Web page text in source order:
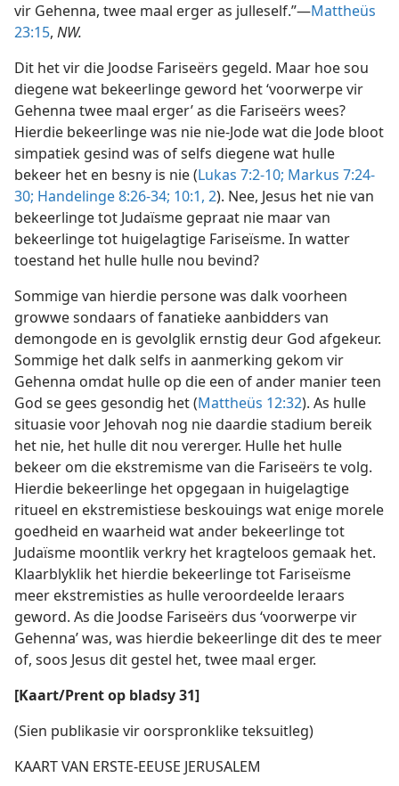
vir Gehenna, twee maal erger as julleself.”—Mattheüs
23:15, NW.
Dit het vir die Joodse Fariseërs gegeld. Maar hoe sou
diegene wat bekeerlinge geword het ‘voorwerpe vir
Gehenna twee maal erger’ as die Fariseërs wees?
Hierdie bekeerlinge was nie nie-Jode wat die Jode bloot
simpatiek gesind was of selfs diegene wat hulle
bekeer het en besny is nie (Lukas 7:2-10; Markus 7:24-
30; Handelinge 8:26-34; 10:1, 2). Nee, Jesus het nie van
bekeerlinge tot Judaïsme gepraat nie maar van
bekeerlinge tot huigelagtige Fariseïsme. In watter
toestand het hulle hulle nou bevind?
Sommige van hierdie persone was dalk voorheen
growwe sondaars of fanatieke aanbidders van
demongode en is gevolglik ernstig deur God afgekeur.
Sommige het dalk selfs in aanmerking gekom vir
Gehenna omdat hulle op die een of ander manier teen
God se gees gesondig het (Mattheüs 12:32). As hulle
situasie voor Jehovah nog nie daardie stadium bereik
het nie, het hulle dit nou vererger. Hulle het hulle
bekeer om die ekstremisme van die Fariseërs te volg.
Hierdie bekeerlinge het opgegaan in huigelagtige
ritueel en ekstremistiese beskouings wat enige morele
goedheid en waarheid wat ander bekeerlinge tot
Judaïsme moontlik verkry het kragteloos gemaak het.
Klaarblyklik het hierdie bekeerlinge tot Fariseïsme
meer ekstremisties as hulle veroordeelde leraars
geword. As die Joodse Fariseërs dus ‘voorwerpe vir
Gehenna’ was, was hierdie bekeerlinge dit des te meer
of, soos Jesus dit gestel het, twee maal erger.
[Kaart/Prent op bladsy 31]
(Sien publikasie vir oorspronklike teksuitleg)
KAART VAN ERSTE-EEUSE JERUSALEM